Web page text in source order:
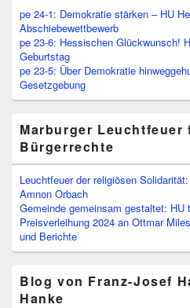
pe 24-1: Demokratie stärken – HU
Abschiebewettbewerb
pe 23-6: Hessischen Glückwunsch!
Geburtstag
pe 23-5: Über Demokratie
Gesetzgebung
Marburger Leuchtfeuer
Bürgerrechte
Leuchtfeuer der religiösen
Amnon Orbach
Gemeinde gemeinsam gestaltet: HU
Preisverleihung 2024 an Ottmar
und Berichte
Blog von Franz-Josef
Hanke